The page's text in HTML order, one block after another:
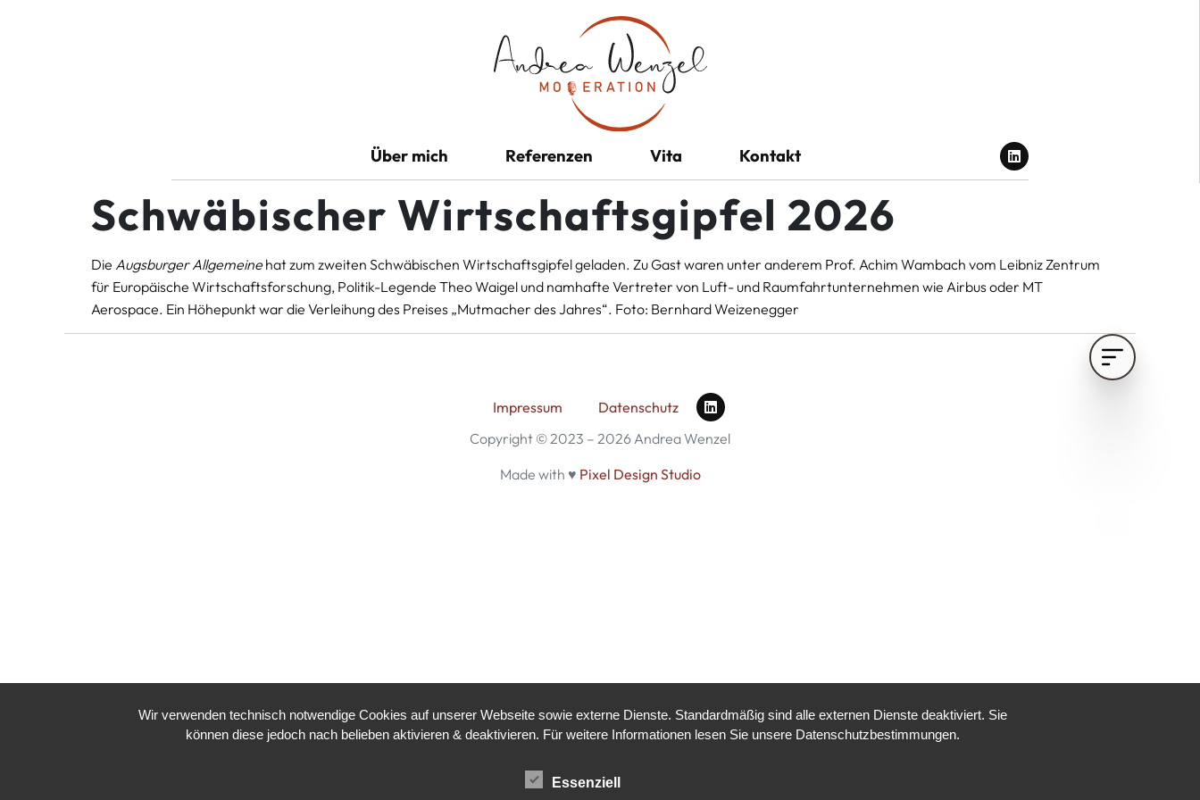
Über mich Referenzen Vita Kontakt
Schwäbischer Wirtschaftsgipfel 2026
Die Augsburger Allgemeinehat zum zweiten Schwäbischen Wirtschaftsgipfel geladen. Zu Gast waren unter anderem Prof. Achim Wambach vom Leibniz Zentrum
für Europäische Wirtschaftsforschung, Politik-Legende Theo Waigel und namhafte Vertreter von Luft- und Raumfahrtunternehmen wie Airbus oder MT
Aerospace. Ein Höhepunkt war die Verleihung des Preises „Mutmacher des Jahres“. Foto: Bernhard Weizenegger
Impressum
Datenschutz
Copyright © 2023 – 2026 Andrea Wenzel
Made with ♥ Pixel Design Studio
Wir verwenden technisch notwendige Cookies auf unserer Webseite sowie externe Dienste. Standardmäßig sind alle externen Dienste deaktiviert. Sie
können diese jedoch nach belieben aktivieren & deaktivieren. Für weitere Informationen lesen Sie unsere Datenschutzbestimmungen.
Essenziell